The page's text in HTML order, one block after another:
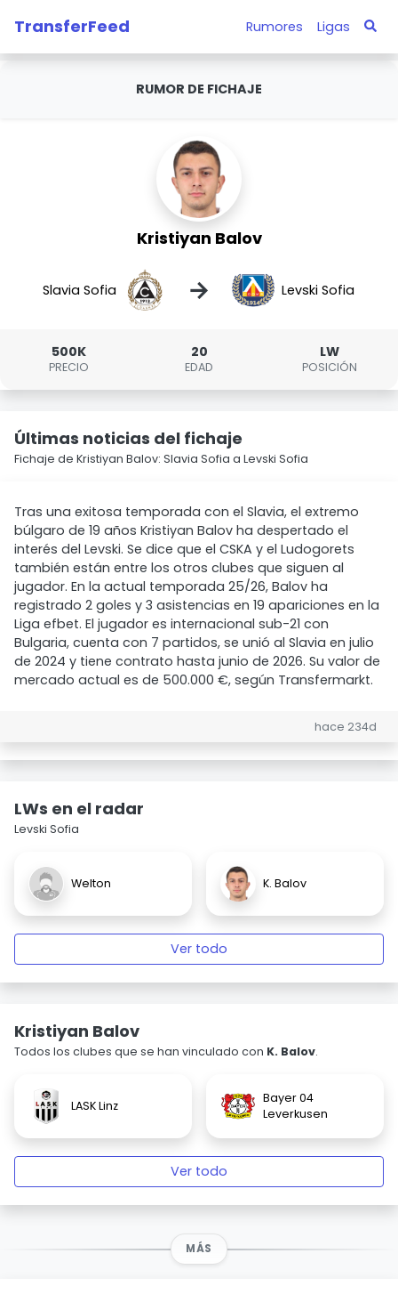
TransferFeed Rumores Ligas
RUMOR DE FICHAJE
Kristiyan Balov
Slavia Sofia → Levski Sofia
500K
PRECIO
20
EDAD
LW
POSICIÓN
Últimas noticias del fichaje
Fichaje de Kristiyan Balov: Slavia Sofia a Levski Sofia
Tras una exitosa temporada con el Slavia, el extremo
búlgaro de 19 años Kristiyan Balov ha despertado el
interés del Levski. Se dice que el CSKA y el Ludogorets
también están entre los otros clubes que siguen al
jugador. En la actual temporada 25/26, Balov ha
registrado 2 goles y 3 asistencias en 19 apariciones en la
Liga efbet. El jugador es internacional sub-21 con
Bulgaria, cuenta con 7 partidos, se unió al Slavia en julio
de 2024 y tiene contrato hasta junio de 2026. Su valor de
mercado actual es de 500.000 €, según Transfermarkt.
hace 234d
LWs en el radar
Levski Sofia
Welton K. Balov
Ver todo
Kristiyan Balov
Todos los clubes que se han vinculado con K. Balov.
LASK Linz
Bayer 04
Leverkusen
Ver todo
MÁS